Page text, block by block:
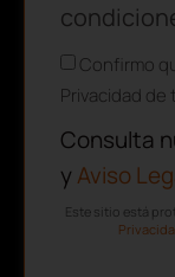
Confirmo
Privacidad
Consulta
y Aviso
Este sitio está